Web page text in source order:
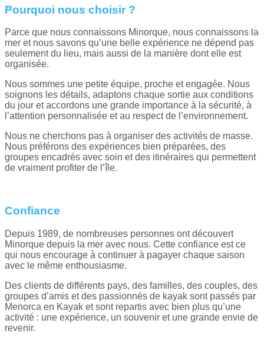
Pourquoi nous choisir ?
Parce que nous connaissons Minorque, nous connaissons la
mer et nous savons qu’une belle expérience ne dépend pas
seulement du lieu, mais aussi de la manière dont elle est
organisée.
Nous sommes une petite équipe, proche et engagée. Nous
soignons les détails, adaptons chaque sortie aux conditions
du jour et accordons une grande importance à la sécurité, à
l’attention personnalisée et au respect de l’environnement.
Nous ne cherchons pas à organiser des activités de masse.
Nous préférons des expériences bien préparées, des
groupes encadrés avec soin et des itinéraires qui permettent
de vraiment profiter de l’île.
Confiance
Depuis 1989, de nombreuses personnes ont découvert
Minorque depuis la mer avec nous. Cette confiance est ce
qui nous encourage à continuer à pagayer chaque saison
avec le même enthousiasme.
Des clients de différents pays, des familles, des couples, des
groupes d’amis et des passionnés de kayak sont passés par
Menorca en Kayak et sont repartis avec bien plus qu’une
activité : une expérience, un souvenir et une grande envie de
revenir.